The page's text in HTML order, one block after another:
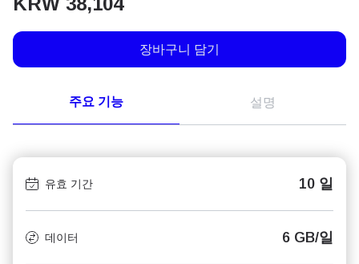
장바구니 담기
주요 기능 설명
유효 기간 10 일
데이터 6 GB/일